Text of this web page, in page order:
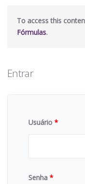
To access this
Fórmulas.
Entrar
Usuário *
Senha *